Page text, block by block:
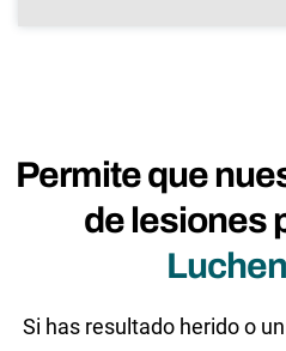
Permite que
de lesiones
Si has resultado herido o